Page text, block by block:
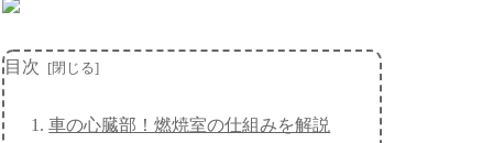
目次
車の心臓部！燃焼室の仕組みを解説